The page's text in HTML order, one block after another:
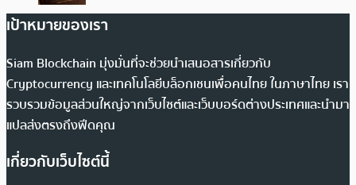
เป้าหมายของเรา
Siam Blockchain มุ่งมั่นที่จะช่วยนำเสนอสารเกี่ยวกับ
Cryptocurrency และเทคโนโลยีบล็อกเชนเพื่อคนไทย ในภาษาไทย เรา
รวบรวมข้อมูลส่วนใหญ่จากเว็บไซต์และเว็บบอร์ดต่างประเทศและนำมา
แปลส่งตรงถึงฟีดคุณ
เกี่ยวกับเว็บไซต์นี้